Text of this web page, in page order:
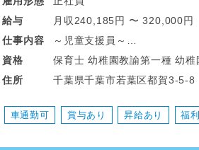
給与
月収240,185円 〜 320,000円
仕事内容
～児童支援員～
子どもたちの可能性を広げて
への応対などをお任せします。
・個別支援計画をもとにしたコ
・保護者面談（療育の振り返り）
資格
保育士 幼稚園教諭第一種 幼稚園教諭第二種 児童発達支援管理責任者 高等学校教諭
普通免許 中学校教諭普通免許 小学校教諭普通免許 社会福祉士 作業療法士 理学療法
住所 千葉県千葉市若葉区都賀3-5-8
車通勤可 賞与あり 昇給あり 福